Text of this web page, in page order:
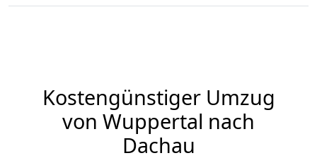
Kostengünstiger Umzug
von Wuppertal nach
Dachau